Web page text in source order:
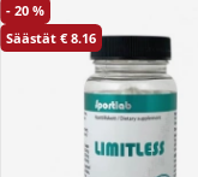
20
8.16